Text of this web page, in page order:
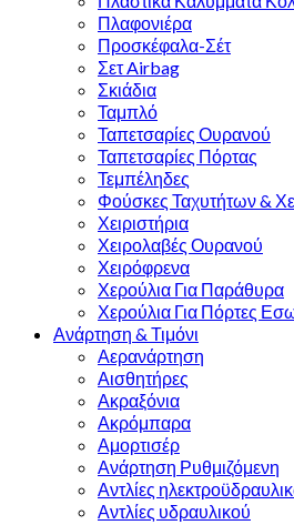
Πλαφονιέρα
Προσκέφαλα-Σέτ
Σετ Airbag
Σκιάδια
Ταμπλό
Ταπετσαρίες Ουρανού
Ταπετσαρίες Πόρτας
Τεμπέληδες
Φούσκες Ταχυτήτων &
Χειριστήρια
Χειρολαβές Ουρανού
Χειρόφρενα
Χερούλια Για Παράθυρα
Χερούλια Για Πόρτες
Ανάρτηση & Τιμόνι
Αερανάρτηση
Αισθητήρες
Ακραξόνια
Ακρόμπαρα
Αμορτισέρ
Ανάρτηση Ρυθμιζόμενη
Αντλίες
Αντλίες υδραυλικού